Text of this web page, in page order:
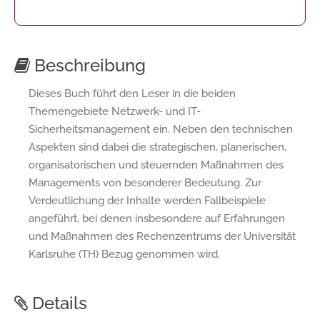
Beschreibung
Dieses Buch führt den Leser in die beiden
Themengebiete Netzwerk- und IT-
Sicherheitsmanagement ein. Neben den technischen
Aspekten sind dabei die strategischen, planerischen,
organisatorischen und steuernden Maßnahmen des
Managements von besonderer Bedeutung. Zur
Verdeutlichung der Inhalte werden Fallbeispiele
angeführt, bei denen insbesondere auf Erfahrungen
und Maßnahmen des Rechenzentrums der Universität
Karlsruhe (TH) Bezug genommen wird.
Details